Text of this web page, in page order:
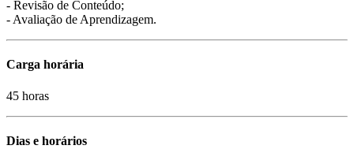
- Revisão de Conteúdo;
- Avaliação de Aprendizagem.
Carga horária
45 horas
Dias e horários